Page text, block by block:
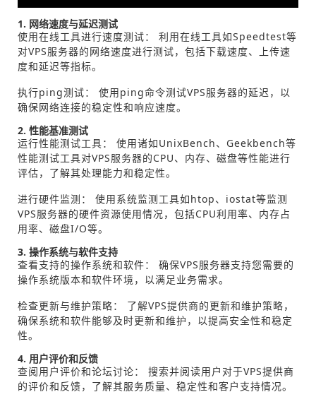
1. 网络速度与延迟测试
使用在线工具进行速度测试： 利用在线工具如Speedtest等
对VPS服务器的网络速度进行测试，包括下载速度、上传速
度和延迟等指标。
执行ping测试： 使用ping命令测试VPS服务器的延迟，以
确保网络连接的稳定性和响应速度。
2. 性能基准测试
运行性能测试工具： 使用诸如UnixBench、Geekbench等
性能测试工具对VPS服务器的CPU、内存、磁盘等性能进行
评估，了解其处理能力和稳定性。
进行硬件监测： 使用系统监测工具如htop、iostat等监测
VPS服务器的硬件资源使用情况，包括CPU利用率、内存占
用率、磁盘I/O等。
3. 操作系统与软件支持
查看支持的操作系统和软件： 确保VPS服务器支持您需要的
操作系统版本和软件环境，以满足业务需求。
检查更新与维护策略： 了解VPS提供商的更新和维护策略，
确保系统和软件能够及时更新和维护，以提高安全性和稳定
性。
4. 用户评价和反馈
查阅用户评价和论坛讨论： 搜索并阅读用户对于VPS提供商
的评价和反馈，了解其服务质量、稳定性和客户支持情况。